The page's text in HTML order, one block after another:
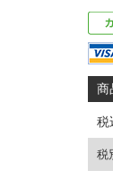
商
税
税